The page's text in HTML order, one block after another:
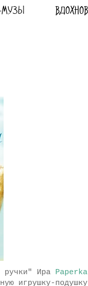
ручки" Ира Paperka
игрушку-подушку